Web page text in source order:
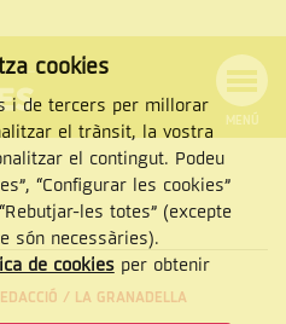
MENÚ
/ LA GRANADELLA
cookies
i de tercers per millorar
el trànsit, la vostra
el contingut. Podeu
“Configurar les cookies”
les totes” (excepte
són necessàries).
de cookiesper obtenir